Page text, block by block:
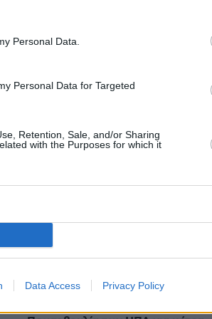
Personal Data.
Personal Data for Targeted
Retention, Sale, and/or Sharing
with the Purposes for which it
Data Access Privacy Policy
ασφάλειας για τους
Google Newsκαι μάθετε πρώτοι
από την Ελλάδα και τον Κόσμο, τη
ΕιδήσειςΔημοφιλή